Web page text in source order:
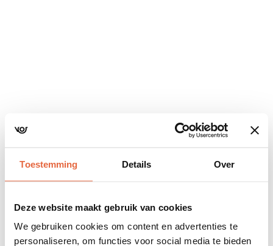
Toestemming Details Over
Deze website maakt gebruik van cookies
We gebruiken cookies om content en advertenties te
personaliseren, om functies voor social media te bieden